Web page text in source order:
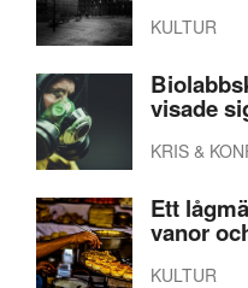
KULTUR
visade
KRIS &
Ett
vanor
KULTUR